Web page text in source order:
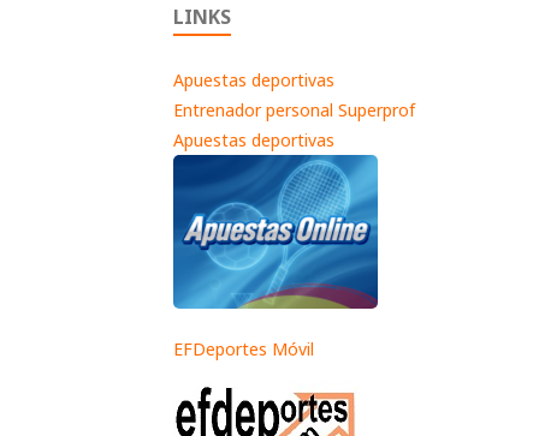
LINKS
Apuestas deportivas
Entrenador personal Superprof
Apuestas deportivas
EFDeportes Móvil